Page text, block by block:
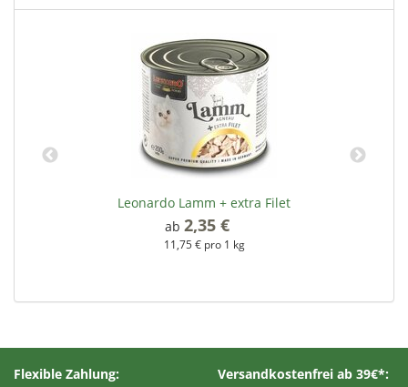
Leonardo Lamm + extra Filet
ab 2,35 €
11,75 € pro 1 kg
Flexible Zahlung: Versandkostenfrei ab 39€*: